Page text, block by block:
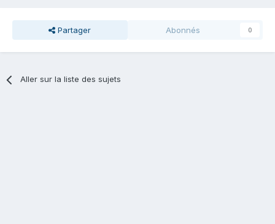
Partager Abonnés 0
Aller sur la liste des sujets